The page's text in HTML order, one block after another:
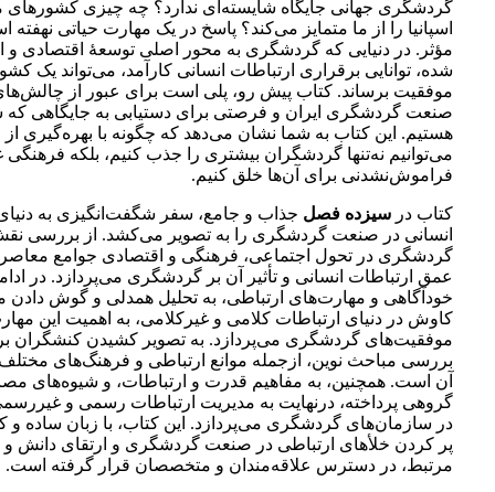
گردشگری جهانی جایگاه شایسته‌ای ندارد؟ چه چیزی کشورهای
اسپانیا را از ما متمایز می‌کند؟ پاسخ در یک مهارت حیاتی
مؤثر. در دنیایی که گردشگری به محور اصلی توسعۀ اقتصادی و
شده، توانایی برقراری ارتباطات انسانی کارآمد، می‌تواند یک
موفقیت برساند. کتاب پیش رو، پلی است برای عبور از
صنعت گردشگری ایران و فرصتی برای دستیابی به جایگاهی که
هستیم. این کتاب به شما نشان می‌دهد که چگونه با بهره‌گیری
می‌توانیم نه‌تنها گردشگران بیشتری را جذب کنیم، بلکه فرهنگی
فراموش‌نشدنی برای آن‌ها خلق کنیم.
کتاب در سیزده فصل جذاب و جامع، سفر شگفت‌انگیزی به
انسانی در صنعت گردشگری را به تصویر می‌کشد. از بررسی
گردشگری در تحول اجتماعی، فرهنگی و اقتصادی جوامع معاصر
عمق ارتباطات انسانی و تأثیر آن بر گردشگری می‌پردازد. در
خودآگاهی و مهارت‌های ارتباطی، به تحلیل همدلی و گوش دادن
کاوش در دنیای ارتباطات کلامی و غیرکلامی، به اهمیت این
موفقیت‌های گردشگری می‌پردازد. به تصویر کشیدن کنشگران
بررسی مباحث نوین، ازجمله موانع ارتباطی و فرهنگ‌های
آن است. همچنین، به مفاهیم قدرت و ارتباطات، و شیوه‌های
گروهی پرداخته، درنهایت به مدیریت ارتباطات رسمی و
در سازمان‌های گردشگری می‌پردازد. این کتاب، با زبان ساده و
پر کردن خلأهای ارتباطی در صنعت گردشگری و ارتقای دانش
مرتبط، در دسترس علاقه‌مندان و متخصصان قرار گرفته است.